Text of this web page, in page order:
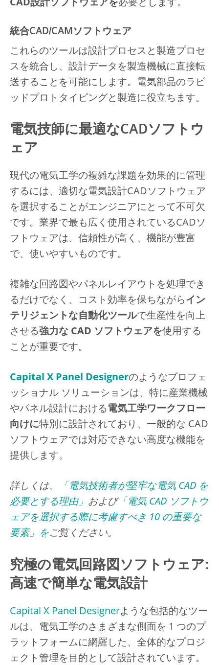
統合CAD/CAMソフトウェア
これらのツールは設計プロセスと製造プロセ
スを統合し、設計データを製造機械に直接転
送することを可能にします。電気部品のラピ
ッドプロトタイピングと製造に役立ちます。
電気技師に最適なCADソフトウ
ェア
現代の電気工学の複雑な課題を効果的に管理
するには、適切な電気設計CADソフトウェア
を選択することがエンジニアにとって不可欠
です。業界で最も広く使用されているCADソ
フトウェアは、信頼性が高く、機能が豊富
で、使いやすいものです。
複雑な回路図やパネルレイアウトを処理でき
るだけでなく、コスト効率を保ちながらイン
テリジェントな自動化ツールで生産性を向上
させる強力な CAD ソフトウェアを使用する
ことが重要です。
Capital X Panel Designerのようなプロフェ
ッショナル ソリューションは、特に産業機械
やパネル設計における電気工学ワークフロー
向けに特別に設計されており、一般的な CAD
ソフトウェアでは対応できない高度な機能を
提供します。
詳しくは、「電気技術者が堅牢な電気 CAD を
必要とする理由」 および「電気 CAD ソフトウ
ェアを選択する際に考慮すべき 10 の重要な
要素」をご覧ください。
究極の電気回路図ソフトウェア:
高速で簡単な電気設計
Capital X Panel Designerような包括的なツー
ルは、電気工学のさまざまな側面を 1 つのプ
ラットフォームに網羅した、全体的なプロジ
ェクト管理を目的として設計されています。